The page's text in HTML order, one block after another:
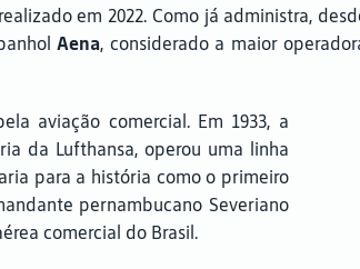
em 2022. Como já administra,
Aena, considerado a maior
aviação comercial. Em 1933, a
da Lufthansa, operou uma linha
para a história como o primeiro
pernambucano Severiano
comercial do Brasil.